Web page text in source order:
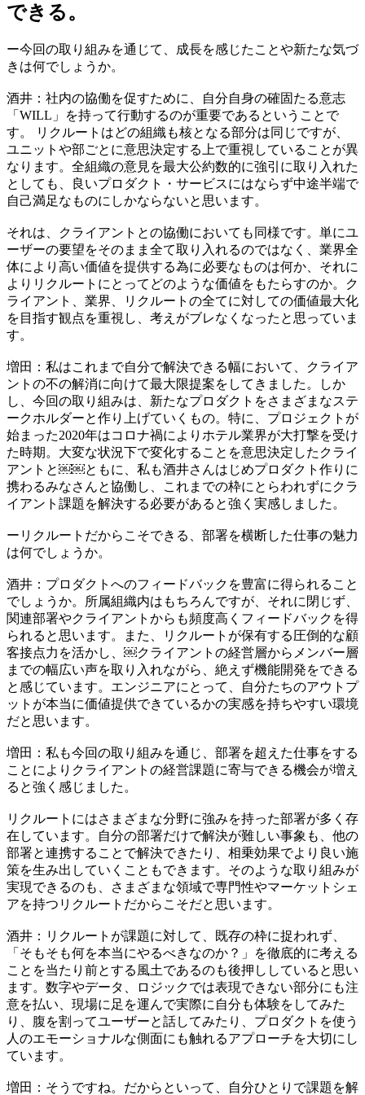
できる。
ー今回の取り組みを通じて、成長を感じたことや新たな気づ
きは何でしょうか。​
​酒井：社内の協働を促すために、自分自身の確固たる意志
「WILL」を持って行動するのが重要であるということで
す。 リクルートはどの組織も核となる部分は同じですが、
ユニットや部ごとに意思決定する上で重視していることが異
なります。全組織の意見を最大公約数的に強引に取り入れた
としても、良いプロダクト・サービスにはならず中途半端で
自己満足なものにしかならないと思います。​
​それは、クライアントとの協働においても同様です。単にユ
ーザーの要望をそのまま全て取り入れるのではなく、業界全
体により高い価値を提供する為に必要なものは何か、それに
よりリクルートにとってどのような価値をもたらすのか。ク
ライアント、業界、リクルートの全てに対しての価値最大化
を目指す観点を重視し、考えがブレなくなったと思っていま
す。​
​増田：私はこれまで自分で解決できる幅において、クライア
ントの不の解消に向けて最大限提案をしてきました。​​​​​​しか
し、今回の取り組みは、​​新たなプロダクト​​をさまざまなステ
ークホルダーと​​作り上​​げて​​いくもの。特に、プロジェクトが
始まった2020年はコロナ禍によりホテル業界が大打撃を受け
た時期。大変な状況下で変化することを意思決定した​​クライ
アント​​と​​￼​​￼​​ともに​​、私も酒井さんはじめプロダクト作りに
携わるみなさんと協働し、これまでの枠にとらわれずにクラ
イアント課題を解決する必要があると強く実感しました。​
​ーリクルートだからこそできる、部署を横断した仕事の魅力
は何でしょうか。​
​酒井：プロダクトへのフィードバックを豊富に得られること
でしょうか。所属組織内はもちろんですが、それに閉じず、
関連部署やクライアントからも頻度高くフィードバックを得
られると思います。また、​​リクルートが保有する圧倒的な顧
客接点力を活かし、​​￼​​クライアントの​​経営層からメンバー層
までの幅広い声​​を取り入れながら、絶えず機能開発をできる
と感じています。エンジニアにとって、自分たちのアウトプ
ットが本当に価値提供できているかの実感を持ちやすい環境
だと思います。​
​増田：​​私も​​今回の取り組みを通じ、部署を超えた仕事をする
ことにより​​クライアント​​の経営課題に寄与できる機会が増え
ると強く感じました。​
​​リクルートにはさまざまな分野に強みを持った部署が多く存
在しています。自分の部署だけで解決が難しい事象も、他の
部署と連携することで解決できたり、相乗効果でより良い施
策を生み出していくこともできます。そのような取り組みが
実現できるのも、さまざまな領域で専門性やマーケットシェ
アを持つリクルートだからこそだと思います。​
​酒井：リクルートが課題に対して、既存の枠に捉われず、
「そもそも何を本当にやるべきなのか？」を徹底的に考える
ことを当たり前とする風土であるのも後押ししていると思い
ます。数字やデータ、ロジックでは表現できない部分にも注
意を払い、現場に足を運んで実際に自分も体験をしてみた
り、腹を割ってユーザーと話してみたり、プロダクトを使う
人のエモーショナルな側面にも触れるアプローチを大切にし
ています。​
​増田：そうですね。だからといって、自分ひとりで課題を解